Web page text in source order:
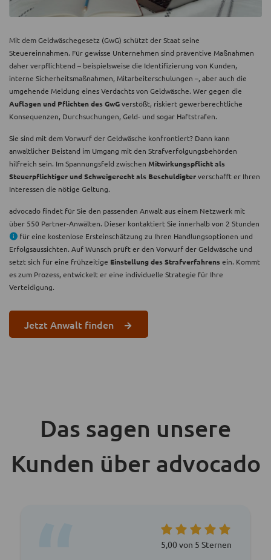
Mit dem Geldwäschegesetz (GwG) schützt der Staat seine
Steuereinnahmen. Für gewisse Unternehmen sind präventive Maßnahmen
daher verpflichtend – beispielsweise die Identifizierung von Kunden,
interne Sicherheitsmaßnahmen, Mitarbeiterschulungen –, aber auch die
umgehende Meldung eines Verdachts von Geldwäsche. Wer gegen die
Auflagen und Pflichten des GwGverstößt, riskiert gewerberechtliche
Konsequenzen, Durchsuchungen, Geld- und sogar Haftstrafen.
Sie sind mit dem Vorwurf der Geldwäsche konfrontiert? Dann kann
anwaltlicher Beistand im Umgang mit den Strafverfolgungsbehörden
hilfreich sein. Im Spannungsfeld zwischen Mitwirkungspflicht als
Steuerpflichtiger und Schweigerecht als Beschuldigterverschafft er Ihren
Interessen die nötige Geltung.
advocado findet für Sie den passenden Anwalt aus einem Netzwerk mit
über 550 Partner-Anwälten. Dieser kontaktiert Sie innerhalb von 2 Stunden
für eine kostenlose Ersteinschätzung zu Ihren Handlungsoptionen und
Erfolgsaussichten. Auf Wunsch prüft er den Vorwurf der Geldwäsche und
setzt sich für eine frühzeitige Einstellung des Strafverfahrensein. Kommt
es zum Prozess, entwickelt er eine individuelle Strategie für Ihre
Verteidigung.
Jetzt Anwalt finden
Das sagen unsere
Kunden über advocado
5,00 von 5 Sternen